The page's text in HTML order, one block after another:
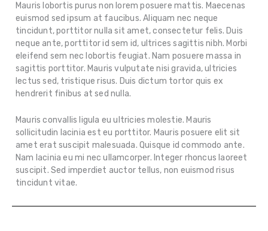
Mauris lobortis purus non lorem posuere mattis. Maecenas
euismod sed ipsum at faucibus. Aliquam nec neque
tincidunt, porttitor nulla sit amet, consectetur felis. Duis
neque ante, porttitor id sem id, ultrices sagittis nibh. Morbi
eleifend sem nec lobortis feugiat. Nam posuere massa in
sagittis porttitor. Mauris vulputate nisi gravida, ultricies
lectus sed, tristique risus. Duis dictum tortor quis ex
hendrerit finibus at sed nulla.
Mauris convallis ligula eu ultricies molestie. Mauris
sollicitudin lacinia est eu porttitor. Mauris posuere elit sit
amet erat suscipit malesuada. Quisque id commodo ante.
Nam lacinia eu mi nec ullamcorper. Integer rhoncus laoreet
suscipit. Sed imperdiet auctor tellus, non euismod risus
tincidunt vitae.